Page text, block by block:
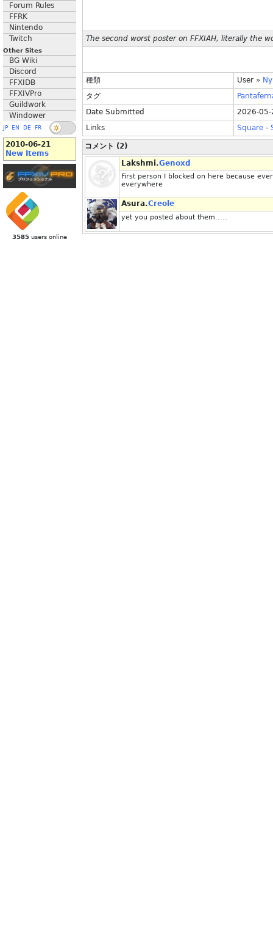
Forum Rules
FFRK
Nintendo
Twitch
Other Sites
BG Wiki
Discord
FFXIDB
FFXIVPro
Guildwork
Windower
JP EN DE FR
2010-06-21
New Items
3585 users online
The second worst poster on FFXIAH, literally the
種類 User »
タグ
Date Submitted
2026-
Links
Square -
コメント (2)
Lakshmi.Genoxd
First person I blocked on here because
everywhere
Asura.Creole
yet you posted about them.....